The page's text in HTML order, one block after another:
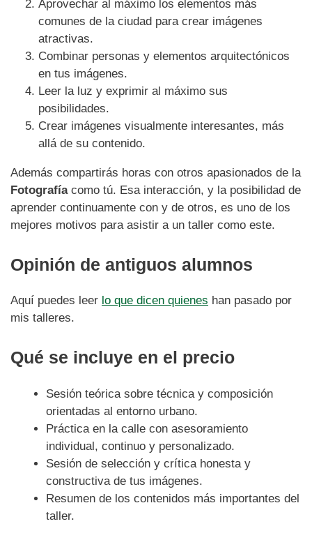
Aprovechar al máximo los elementos más
comunes de la ciudad para crear imágenes
atractivas.
Combinar personas y elementos arquitectónicos
en tus imágenes.
Leer la luz y exprimir al máximo sus
posibilidades.
Crear imágenes visualmente interesantes, más
allá de su contenido.
Además compartirás horas con otros apasionados de la
Fotografíacomo tú. Esa interacción, y la posibilidad de
aprender continuamente con y de otros, es uno de los
mejores motivos para asistir a un taller como este.
Opinión de antiguos alumnos
Aquí puedes leer lo que dicen quienes han pasado por
mis talleres.
Qué se incluye en el precio
Sesión teórica sobre técnica y composición
orientadas al entorno urbano.
Práctica en la calle con asesoramiento
individual, continuo y personalizado.
Sesión de selección y crítica honesta y
constructiva de tus imágenes.
Resumen de los contenidos más importantes del
taller.